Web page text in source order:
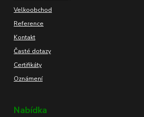
Velkoobchod
Reference
Kontakt
Časté dotazy
Certifikáty
Oznámení
Nabídka